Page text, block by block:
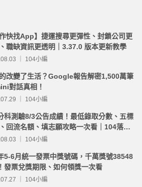
作快找App】捷運搜尋更彈性、封鎖公司更
職缺資訊更透明｜3.37.0 版本更新教學
｜ 104小編
改變了生活？Google報告解密1,500萬筆
對話真相！
｜ 104小編
科測驗8/3公告成績！最低錄取分數、五標
回流名額、填志願攻略一次看｜104落點
｜ 104小編
5-6月統一發票中獎號碼，千萬獎號38548
發票兌獎期限、如何領獎一次看
｜ 104小編